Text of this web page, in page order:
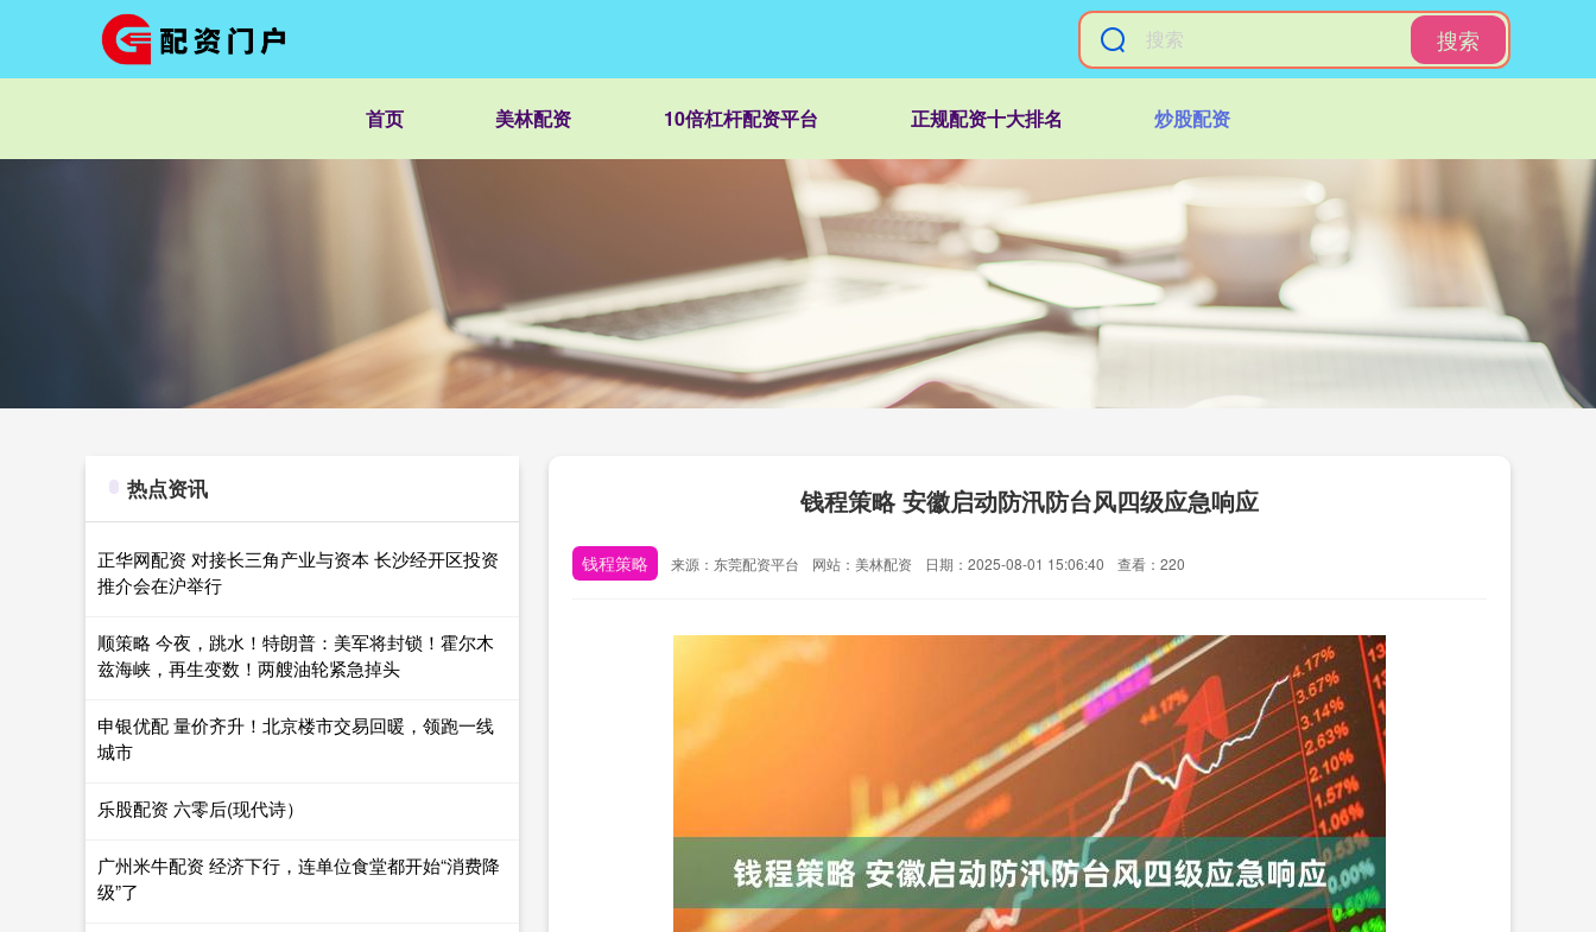
搜索
首页 美林配资 10倍杠杆配资平台 正规配资十大排名 炒股配资
钱程策略 安徽启动防汛防台风四级应急响应
钱程策略 来源：东莞配资平台 网站：美林配资 日期：2025-08-01 15:06:40 查看：220
热点资讯
正华网配资 对接长三角产业与资本 长沙经开区投资
推介会在沪举行
顺策略 今夜，跳水！特朗普：美军将封锁！霍尔木
兹海峡，再生变数！两艘油轮紧急掉头
申银优配 量价齐升！北京楼市交易回暖，领跑一线
城市
乐股配资 六零后(现代诗）
广州米牛配资 经济下行，连单位食堂都开始“消费降
级”了